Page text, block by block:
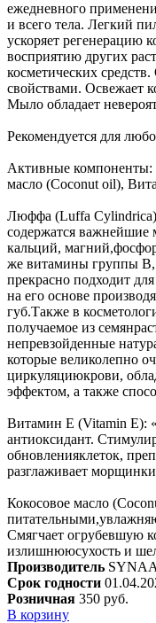
ежедневного
и всего тела. Легкий
ускоряет регенерацию
восприятию других
косметических
свойствами. Освежает
Мыло обладает
Рекомендуется для
Активные
масло (Сoconut oil),
Люффа (Luffa
содержатся важнейшие
кальций,
же витамины группы
прекрасно подходит
на его основе
губ.Также в
получаемое из
непревзойденные
которые великолепно
циркуляциюкрови,
эффектом, а также
Витамин Е (Vitamin E):
антиоксидант.
обновленияклеток,
разглаживает
Кокосовое масло
Смягчает огрубевшую
излишнююсухость и
Производитель SYNAA
Срок годности
Розничная 350 руб.
В корзину